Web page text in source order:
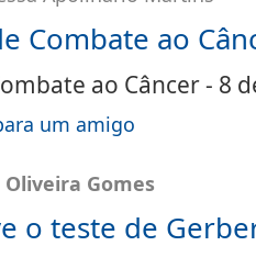
Combate ao
ao Câncer - 8
um amigo
Gomes
o teste de